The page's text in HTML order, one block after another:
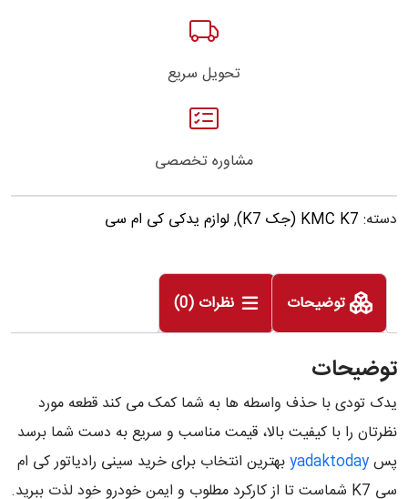
تحویل سریع
مشاوره تخصصی
دسته: KMC K7 (جک K7) ,لوازم یدکی کی ام سی
توضیحات نظرات (0)
توضیحات
یدک تودی با حذف واسطه ها به شما کمک می کند قطعه مورد
نظرتان را با کیفیت بالا، قیمت مناسب و سریع به دست شما برسد
پسyadaktodayبهترین انتخاب برای خرید سینی رادیاتور کی ام
سی K7 شماست تا از کارکرد مطلوب و ایمن خودرو خود لذت ببرید.